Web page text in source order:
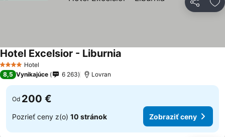
Zdieľať
4 Počet hviezdičiek
Hotel
Hotel Excelsior - Liburnia
8,5 Vynikajúce 6 263 Lovran
Od 200 €
Pozrieť ceny z(o) 10 stránok Zobraziť ceny